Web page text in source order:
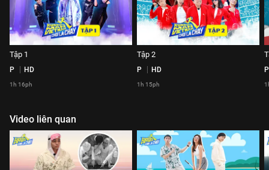
Tập 1
P HD
1h 16ph
Tập 2
P HD
1h 15ph
P
Video liên quan